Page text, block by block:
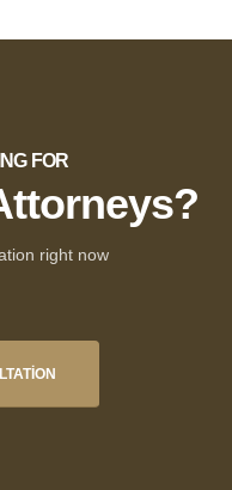
FOR
right now